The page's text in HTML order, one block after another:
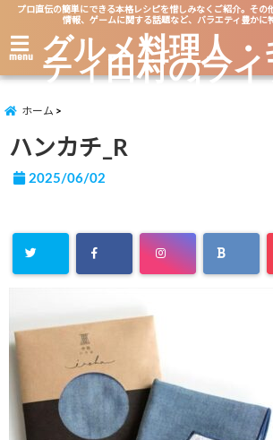
プロ直伝の簡単にできる本格レシピを惜しみなくご紹介。その
情報、ゲームに関する話題など、バラエティ豊かに
menu グルメ料理人
ティ田村のラ
ト
ホーム
ハンカチ_R
2025/06/02